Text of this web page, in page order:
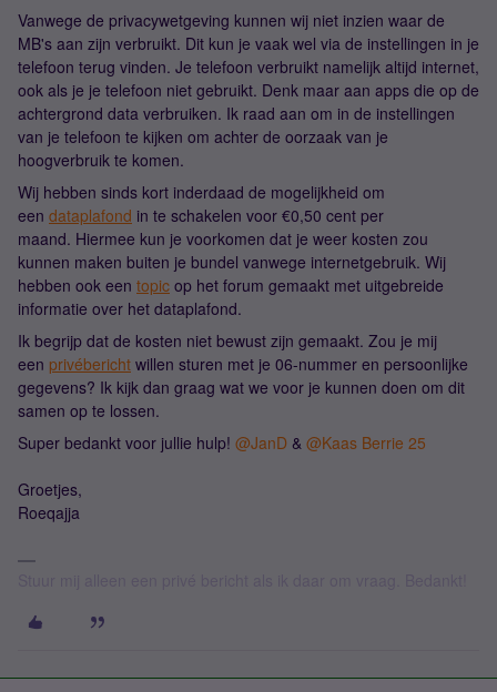
Vanwege de privacywetgeving kunnen wij niet inzien waar de
MB's aan zijn verbruikt. Dit kun je vaak wel via de instellingen in je
telefoon terug vinden. Je telefoon verbruikt namelijk altijd internet,
ook als je je telefoon niet gebruikt. Denk maar aan apps die op de
achtergrond data verbruiken. Ik raad aan om in de instellingen
van je telefoon te kijken om achter de oorzaak van je
hoogverbruik te komen.
Wij hebben sinds kort inderdaad de mogelijkheid om
een dataplafond in te schakelen voor €0,50 cent per
maand. Hiermee kun je voorkomen dat je weer kosten zou
kunnen maken buiten je bundel vanwege internetgebruik. Wij
hebben ook een topic op het forum gemaakt met uitgebreide
informatie over het dataplafond.
Ik begrijp dat de kosten niet bewust zijn gemaakt. Zou je mij
een privébericht willen sturen met je 06-nummer en persoonlijke
gegevens? Ik kijk dan graag wat we voor je kunnen doen om dit
samen op te lossen.
Super bedankt voor jullie hulp! ​ @JanD & ​ @Kaas Berrie 25
Groetjes,
Roeqajja